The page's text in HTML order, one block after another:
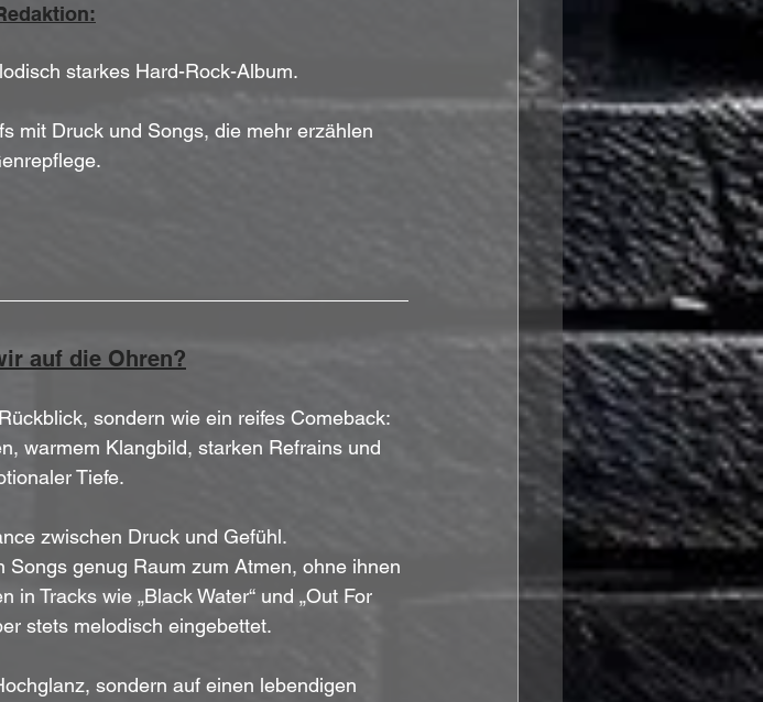
starkes Hard-Rock-Album.
mit Druck und Songs, die mehr erzählen
auf die Ohren?
sondern wie ein reifes Comeback:
warmem Klangbild, starken Refrains und
Tiefe.
zwischen Druck und Gefühl.
genug Raum zum Atmen, ohne ihnen
Tracks wie „Black Water“ und „Out For
stets melodisch eingebettet.
sondern auf einen lebendigen